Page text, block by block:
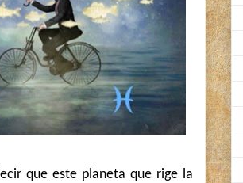
que este planeta que rige la